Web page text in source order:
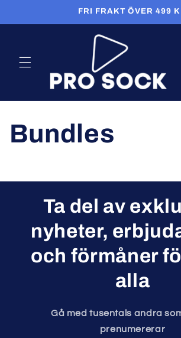
FRI FRAKT ÖVER 499
Bundles
Ta del av
nyheter,
och förmåner
alla
Gå med tusentals andra
prenumererar